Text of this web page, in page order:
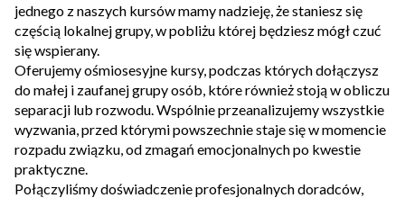
jednego z naszych kursów mamy nadzieję, że staniesz się
częścią lokalnej grupy, w pobliżu której będziesz mógł czuć
się wspierany.
Oferujemy ośmiosesyjne kursy, podczas których dołączysz
do małej i zaufanej grupy osób, które również stoją w obliczu
separacji lub rozwodu. Wspólnie przeanalizujemy wszystkie
wyzwania, przed którymi powszechnie staje się w momencie
rozpadu związku, od zmagań emocjonalnych po kwestie
praktyczne.
Połączyliśmy doświadczenie profesjonalnych doradców,